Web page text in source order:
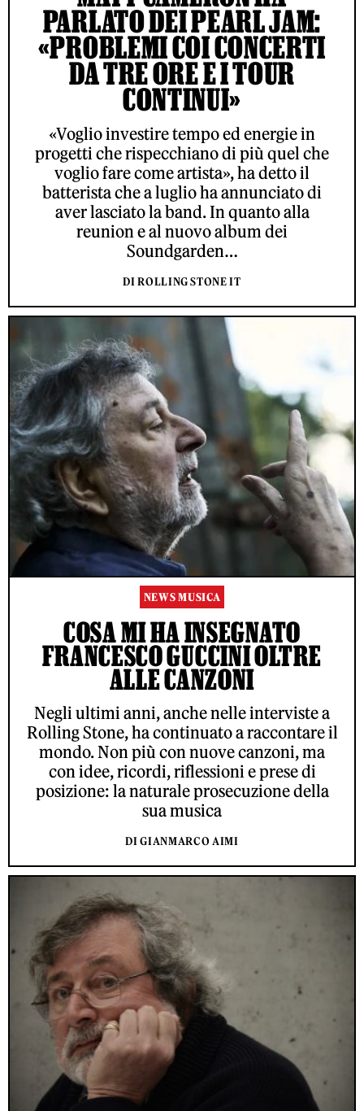
PARLATO DEI PEARL JAM:
«PROBLEMI COI CONCERTI
DA TRE ORE E I TOUR
CONTINUI»
«Voglio investire tempo ed energie in
progetti che rispecchiano di più quel che
voglio fare come artista», ha detto il
batterista che a luglio ha annunciato di
aver lasciato la band. In quanto alla
reunion e al nuovo album dei
Soundgarden…
DI ROLLING STONE IT
NEWS MUSICA
COSA MI HA INSEGNATO
FRANCESCO GUCCINI OLTRE
ALLE CANZONI
Negli ultimi anni, anche nelle interviste a
Rolling Stone, ha continuato a raccontare il
mondo. Non più con nuove canzoni, ma
con idee, ricordi, riflessioni e prese di
posizione: la naturale prosecuzione della
sua musica
DI GIANMARCO AIMI